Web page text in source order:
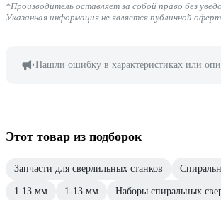
*Производитель оставляет за собой право без
Указанная информация не является публичной
Нашли ошибку в характеристиках или
Этот товар из подборок
Запчасти для сверлильных станков
1 13 мм 1-13 мм Наборы спиральных